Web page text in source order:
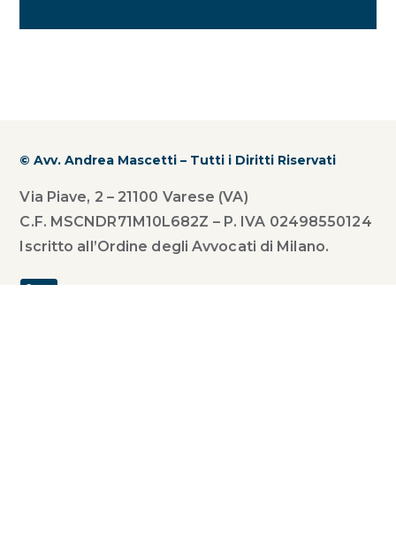
© Avv. Andrea Mascetti – Tutti i Diritti Riservati
Via Piave, 2 – 21100 Varese (VA)
C.F. MSCNDR71M10L682Z – P. IVA 02498550124
Iscritto all’Ordine degli Avvocati di Milano.